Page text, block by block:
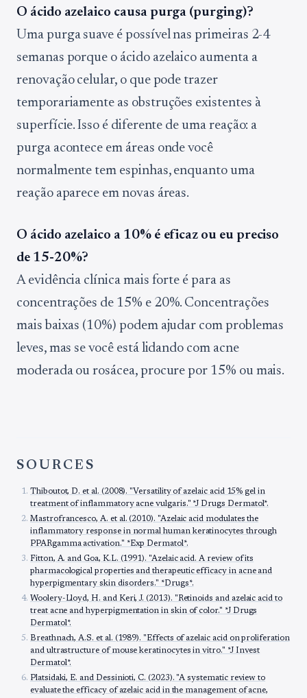
O ácido azelaico causa purga (purging)?
Uma purga suave é possível nas primeiras 2-4
semanas porque o ácido azelaico aumenta a
renovação celular, o que pode trazer
temporariamente as obstruções existentes à
superfície. Isso é diferente de uma reação: a
purga acontece em áreas onde você
normalmente tem espinhas, enquanto uma
reação aparece em novas áreas.
O ácido azelaico a 10% é eficaz ou eu preciso
de 15-20%?
A evidência clínica mais forte é para as
concentrações de 15% e 20%. Concentrações
mais baixas (10%) podem ajudar com problemas
leves, mas se você está lidando com acne
moderada ou rosácea, procure por 15% ou mais.
SOURCES
Thiboutot, D. et al. (2008). "Versatility of azelaic acid 15% gel in
treatment of inflammatory acne vulgaris." *J Drugs Dermatol*.
Mastrofrancesco, A. et al. (2010). "Azelaic acid modulates the
inflammatory response in normal human keratinocytes through
PPARgamma activation." *Exp Dermatol*.
Fitton, A. and Goa, K.L. (1991). "Azelaic acid. A review of its
pharmacological properties and therapeutic efficacy in acne and
hyperpigmentary skin disorders." *Drugs*.
Woolery-Lloyd, H. and Keri, J. (2013). "Retinoids and azelaic acid to
treat acne and hyperpigmentation in skin of color." *J Drugs
Dermatol*.
Breathnach, A.S. et al. (1989). "Effects of azelaic acid on proliferation
and ultrastructure of mouse keratinocytes in vitro." *J Invest
Dermatol*.
Platsidaki, E. and Dessinioti, C. (2023). "A systematic review to
evaluate the efficacy of azelaic acid in the management of acne,